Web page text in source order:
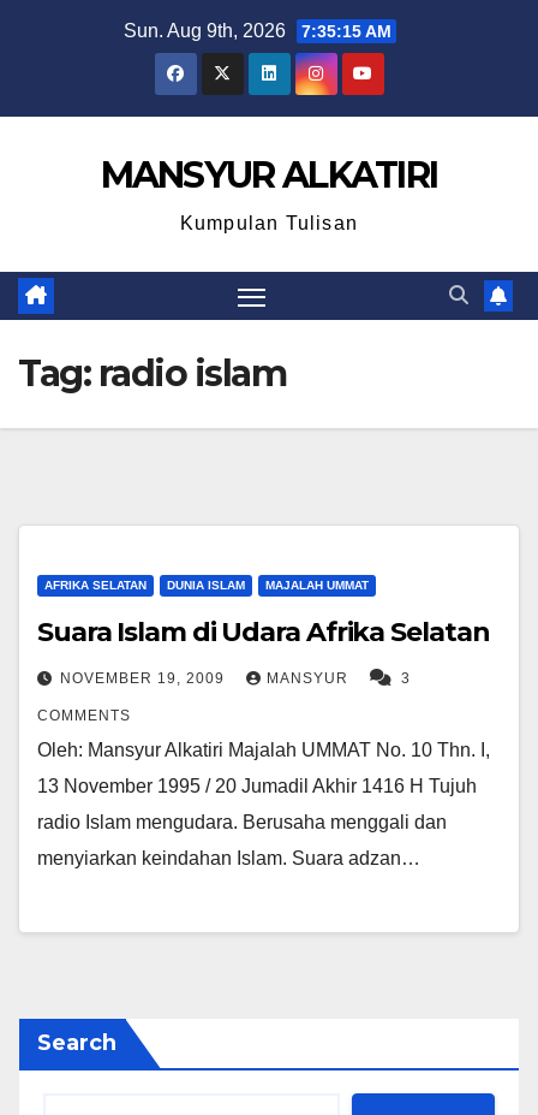
Sun. Aug 9th, 2026 7:35:15 AM
MANSYUR ALKATIRI
Kumpulan Tulisan
Tag: radio islam
AFRIKA SELATAN DUNIA ISLAM MAJALAH UMMAT
Suara Islam di Udara Afrika Selatan
NOVEMBER 19, 2009 MANSYUR 3
COMMENTS
Oleh: Mansyur Alkatiri Majalah UMMAT No. 10 Thn. I,
13 November 1995 / 20 Jumadil Akhir 1416 H Tujuh
radio Islam mengudara. Berusaha menggali dan
menyiarkan keindahan Islam. Suara adzan…
Search